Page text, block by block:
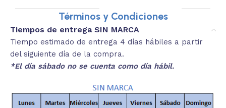
Términos y Condiciones
Tiempos de entrega SIN MARCA
Tiempo estimado de entrega 4 días hábiles a partir
del siguiente día de la compra.
*El día sábado no se cuenta como día hábil.